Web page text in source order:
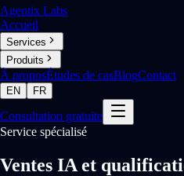
Agentix Labs
Accueil
Services
Produits
À proposÉtudes de casBlogContact
EN FR
Consultation gratuite
Service spécialisé
Ventes IA et